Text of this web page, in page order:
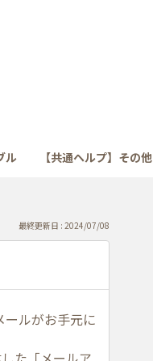
ル 【共通ヘルプ】その他
最終更新日 : 2024/07/08
ールがお手元に